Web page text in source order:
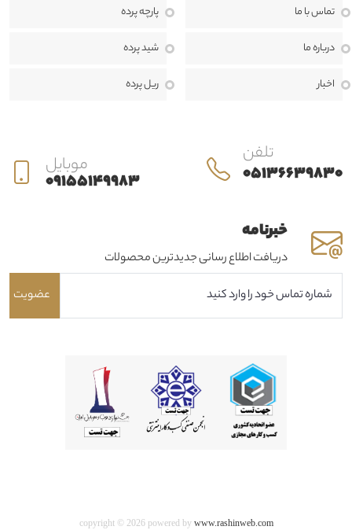
تماس با ما
درباره ما
اخبار
پارچه پرده
شید پرده
ریل پرده
منزل، محل کار یا پروژه‌های تجاری برای مشتریان خود خلق کنیم.
انتخاب پرده تنها یک خرید ساده نیست، بلکه بخشی مهم از طراحی داخلی و
تا اندازه‌گیری، طراحی، دوخت، نصب و خدمات پس از فروش، در کنار مشتریان
خبرنامه
دریافت اطلاع رسانی جدیدترین محصولات
تلفن
05136639830 موبایل
09155149983
عضویت
copyright © 2026 powered by www.rashinweb.com